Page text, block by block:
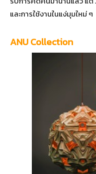
และการใช้งานในแง่มุมใหม่ ๆ
ANU Collection